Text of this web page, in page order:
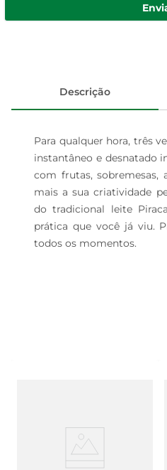
Descrição
Para qualquer hora, três
instantâneo e desnatado
com frutas, sobremesas,
mais a sua criatividade
do tradicional leite
prática que você já viu.
todos os momentos.